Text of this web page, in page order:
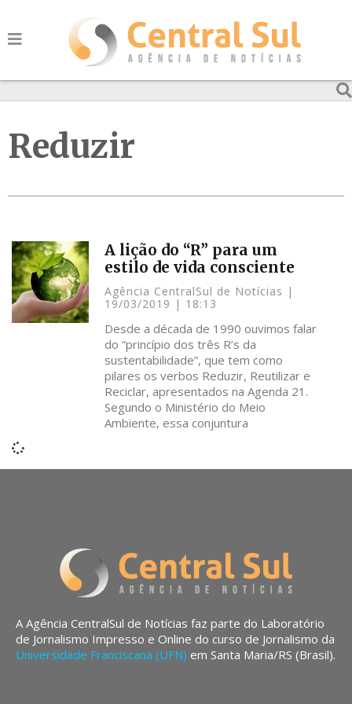
Reduzir
A lição do “R” para um
estilo de vida consciente
Agência CentralSul de Notícias
19/03/2019
18:13
Desde a década de 1990 ouvimos falar
do “princípio dos três R’s da
sustentabilidade”, que tem como
pilares os verbos Reduzir, Reutilizar e
Reciclar, apresentados na Agenda 21.
Segundo o Ministério do Meio
Ambiente, essa conjuntura
A Agência CentralSul de Notícias faz parte do Laboratório
de Jornalismo Impresso e Online do curso de Jornalismo da
Universidade Franciscana (UFN) em Santa Maria/RS (Brasil).